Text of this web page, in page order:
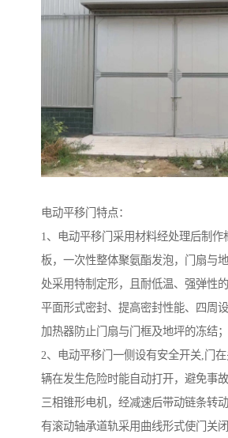
电动平移门特点：
1、电动平移门采用材料经处理后制作
板，一次性整体聚氨酯发泡，门扇与
处采用特制定形，且耐低温、强弹性
平面形式密封、提高密封性能、四周
加热器防止门扇与门框及地坪的冻结；
2、电动平移门一侧设有安全开关,门
辆在发生危险时能自动打开，避免事
三相锥形电机，经减速后带动链条转
有滚动轴承道轨采用曲线形式使门关